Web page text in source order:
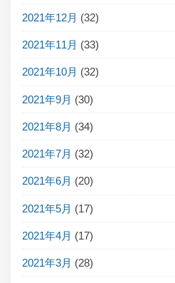
2021年12月 (32)
2021年11月 (33)
2021年10月 (32)
2021年9月 (30)
2021年8月 (34)
2021年7月 (32)
2021年6月 (20)
2021年5月 (17)
2021年4月 (17)
2021年3月 (28)